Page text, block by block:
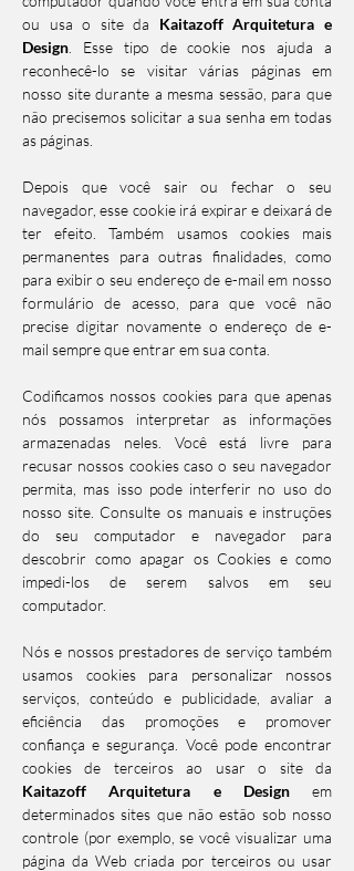
ou usa o site da Kaitazoff Arquitetura e
Design . Esse tipo de cookie nos ajuda a
reconhecê-lo se visitar várias páginas em
nosso site durante a mesma sessão, para que
não precisemos solicitar a sua senha em todas
as páginas.
Depois que você sair ou fechar o seu
navegador, esse cookie irá expirar e deixará de
ter efeito. Também usamos cookies mais
permanentes para outras finalidades, como
para exibir o seu endereço de e-mail em nosso
formulário de acesso, para que você não
precise digitar novamente o endereço de e-
mail sempre que entrar em sua conta.
Codificamos nossos cookies para que apenas
nós possamos interpretar as informações
armazenadas neles. Você está livre para
recusar nossos cookies caso o seu navegador
permita, mas isso pode interferir no uso do
nosso site. Consulte os manuais e instruções
do seu computador e navegador para
descobrir como apagar os Cookies e como
impedi-los de serem salvos em seu
computador.
Nós e nossos prestadores de serviço também
usamos cookies para personalizar nossos
serviços, conteúdo e publicidade, avaliar a
eficiência das promoções e promover
confiança e segurança. Você pode encontrar
cookies de terceiros ao usar o site da
Kaitazoff Arquitetura e Designem
determinados sites que não estão sob nosso
controle (por exemplo, se você visualizar uma
página da Web criada por terceiros ou usar